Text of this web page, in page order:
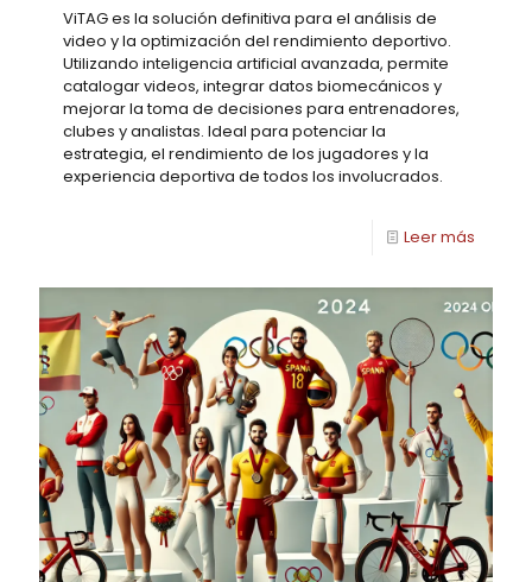
ViTAG es la solución definitiva para el análisis de
video y la optimización del rendimiento deportivo.
Utilizando inteligencia artificial avanzada, permite
catalogar videos, integrar datos biomecánicos y
mejorar la toma de decisiones para entrenadores,
clubes y analistas. Ideal para potenciar la
estrategia, el rendimiento de los jugadores y la
experiencia deportiva de todos los involucrados.
Leer más